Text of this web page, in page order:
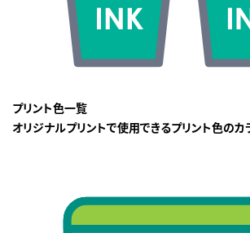
プリント色一覧
オリジナルプリントで使用できるプリント色の